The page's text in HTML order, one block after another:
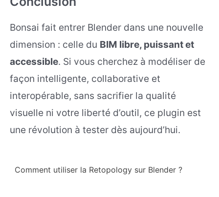
Bonsai fait entrer Blender dans une nouvelle
dimension : celle du BIM libre, puissant et
accessible. Si vous cherchez à modéliser de
façon intelligente, collaborative et
interopérable, sans sacrifier la qualité
visuelle ni votre liberté d’outil, ce plugin est
une révolution à tester dès aujourd’hui.
Comment utiliser la Retopology sur Blender ?